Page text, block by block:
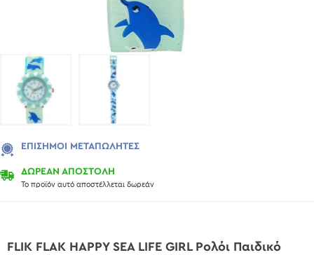
ΔΩΡΕΑΝ ΑΠΟΣΤΟΛΗ
Το προϊόν αυτό αποστέλλεται δωρεάν
ΕΠΊΣΗΜΟΙ ΜΕΤΑΠΩΛΗΤΈΣ
FLIK FLAK HAPPY SEA LIFE GIRL Ρολόι Παιδικό